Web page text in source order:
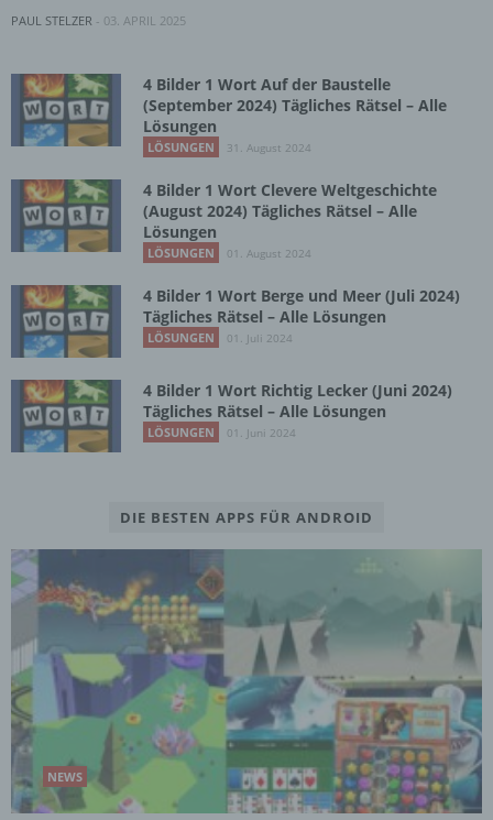
PAUL STELZER - 03. APRIL 2025
4 Bilder 1 Wort Auf der Baustelle
(September 2024) Tägliches Rätsel – Alle
Lösungen
LÖSUNGEN 31. August 2024
4 Bilder 1 Wort Clevere Weltgeschichte
(August 2024) Tägliches Rätsel – Alle
Lösungen
LÖSUNGEN 01. August 2024
4 Bilder 1 Wort Berge und Meer (Juli 2024)
Tägliches Rätsel – Alle Lösungen
LÖSUNGEN 01. Juli 2024
4 Bilder 1 Wort Richtig Lecker (Juni 2024)
Tägliches Rätsel – Alle Lösungen
LÖSUNGEN 01. Juni 2024
DIE BESTEN APPS FÜR ANDROID
NEWS